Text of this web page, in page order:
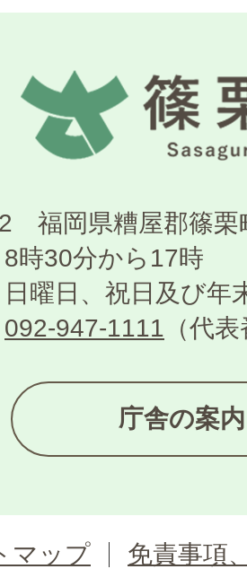
福岡県糟屋郡篠栗
時30分から17時
日曜日、祝日及び年
092-947-1111 （代
庁舎の案内
マップ
免責事項